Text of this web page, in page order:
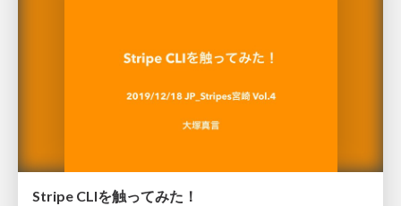
Stripe CLIを触ってみた！